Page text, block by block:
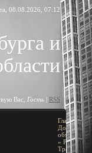
08.08.2026, 07:12
и
Вас Гость | RSS
Главная»
Доска
объявлений
» Работа
Требуются